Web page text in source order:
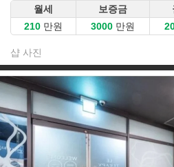
월세
보증금
만원
만원
샵 사진